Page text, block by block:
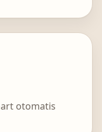
otomatis